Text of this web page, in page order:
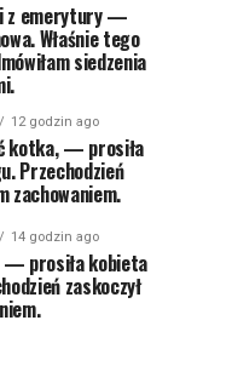
z emerytury —
Właśnie tego
siedzenia
12 godzin ago
kotka, — prosiła
Przechodzień
zachowaniem.
14 godzin ago
prosiła kobieta
zaskoczył